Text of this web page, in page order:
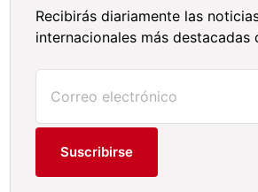
Recibirás diariamente las
internacionales más destacadas
Suscribirse